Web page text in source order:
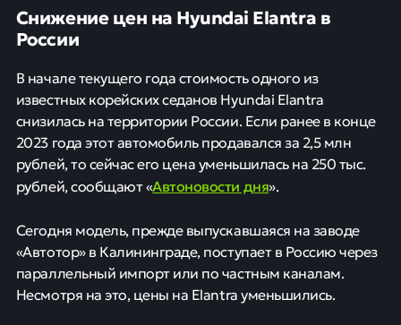
Снижение цен на Hyundai Elantra в
России
В начале текущего года стоимость одного из
известных корейских седанов Hyundai Elantra
снизилась на территории России. Если ранее в конце
2023 года этот автомобиль продавался за 2,5 млн
рублей, то сейчас его цена уменьшилась на 250 тыс.
рублей, сообщают «Автоновости дня».
Сегодня модель, прежде выпускавшаяся на заводе
«Автотор» в Калининграде, поступает в Россию через
параллельный импорт или по частным каналам.
Несмотря на это, цены на Elantra уменьшились.